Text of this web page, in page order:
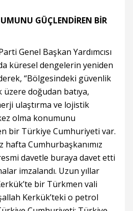
GÜÇLENDİREN BİR
Genel Başkan Yardımcısı
küresel dengelerin yeniden
“Bölgesindeki güvenlik
doğudan batıya,
ulaştırma ve lojistik
olma konumunu
bir Türkiye Cumhuriyeti var.
hafta Cumhurbaşkanımız
resmi davetle buraya davet etti
imzalandı. Uzun yıllar
bir Türkmen vali
Kerkük’teki o petrol